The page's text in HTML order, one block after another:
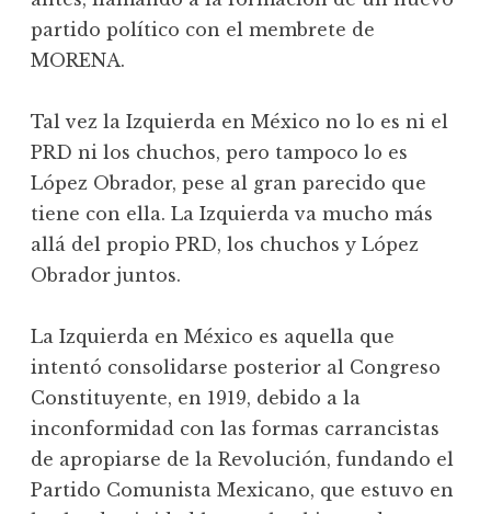
partido político con el membrete de
MORENA.
Tal vez la Izquierda en México no lo es ni el
PRD ni los chuchos, pero tampoco lo es
López Obrador, pese al gran parecido que
tiene con ella. La Izquierda va mucho más
allá del propio PRD, los chuchos y López
Obrador juntos.
La Izquierda en México es aquella que
intentó consolidarse posterior al Congreso
Constituyente, en 1919, debido a la
inconformidad con las formas carrancistas
de apropiarse de la Revolución, fundando el
Partido Comunista Mexicano, que estuvo en